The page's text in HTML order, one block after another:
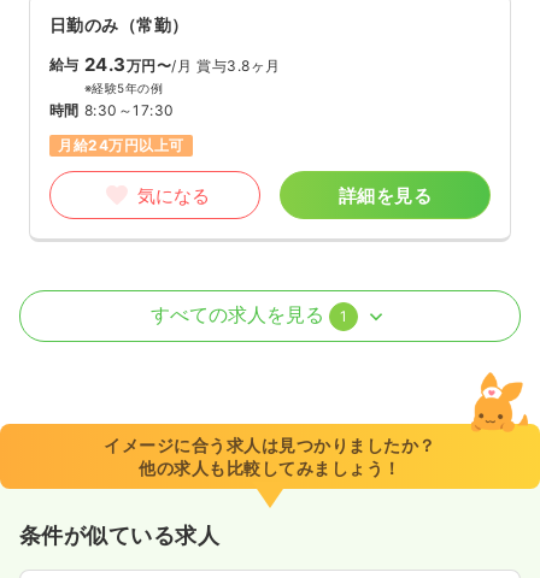
日勤のみ（常勤）
給与 24.3万円〜/月 賞与3.8ヶ月
※経験5年の例
時間 8:30～17:30
月給24万円以上可
気になる 詳細を見る
介護・福祉系正・准看護師 デイケア・デイサービス
8:30～17:30
日曜休み
月給23万円以上可
気になる
すべての求人を見る 1
イメージに合う求人は見つかりましたか？
他の求人も比較してみましょう！
条件が似ている求人